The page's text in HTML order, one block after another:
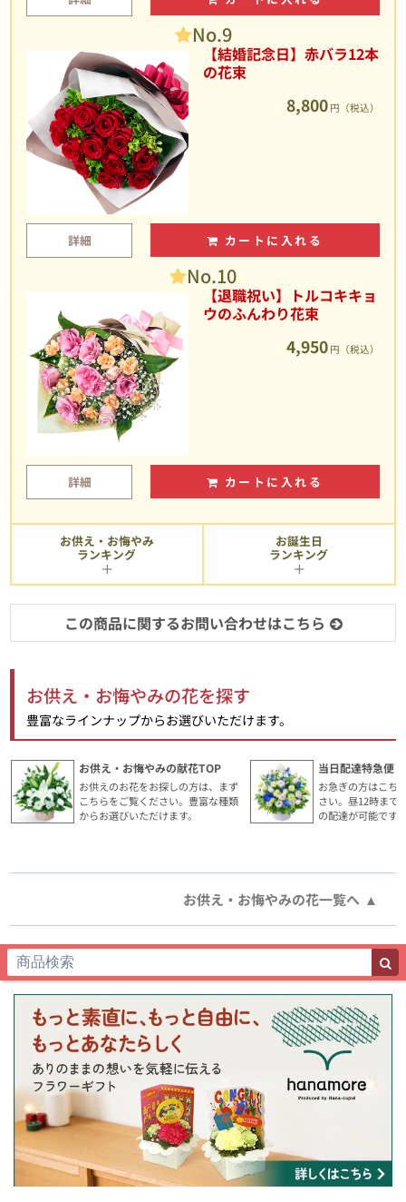
No.9
【結婚記念日】赤バラ12本
の花束
8,800 円（税込）
詳細 カートに入れる
No.10
【退職祝い】トルコキキョ
ウのふんわり花束
4,950 円（税込）
詳細 カートに入れる
お供え・お悔やみ
ランキング
お誕生日
ランキング
この商品に関するお問い合わせはこちら
お供え・お悔やみの花を探す
豊富なラインナップからお選びいただけます。
お供え・お悔やみの献花TOP
お供えのお花をお探しの方は、まず
こちらをご覧ください。豊富な種類
からお選びいただけます。
当日配達特急便
お急ぎの方はこち
さい。昼12時まで
の配達が可能です
お供え・お悔やみの花一覧へ